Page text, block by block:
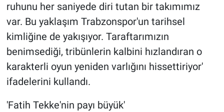
ruhunu her saniyede diri tutan bir takımımız
var. Bu yaklaşım Trabzonspor'un tarihsel
kimliğine de yakışıyor. Taraftarımızın
benimsediği, tribünlerin kalbini hızlandıran o
karakterli oyun yeniden varlığını hissettiriyor'
ifadelerini kullandı.
'Fatih Tekke'nin payı büyük'